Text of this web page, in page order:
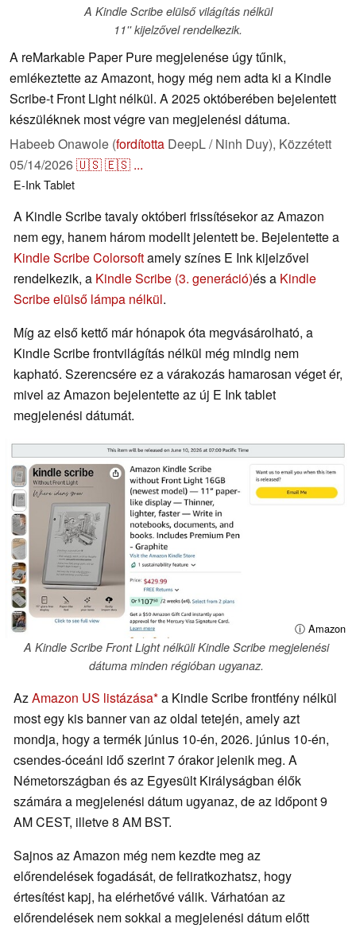
A Kindle Scribe elülső világítás nélkül
11'' kijelzővel rendelkezik.
A reMarkable Paper Pure megjelenése úgy tűnik,
emlékeztette az Amazont, hogy még nem adta ki a Kindle
Scribe-t Front Light nélkül. A 2025 októberében bejelentett
készüléknek most végre van megjelenési dátuma.
Habeeb Onawole (fordította DeepL / Ninh Duy), Közzétett
05/14/2026🇺🇸🇪🇸 ...
E-InkTablet
A Kindle Scribe tavaly októberi frissítésekor az Amazon
nem egy, hanem három modellt jelentett be. Bejelentette a
Kindle Scribe Colorsoftamely színes E Ink kijelzővel
rendelkezik, a Kindle Scribe (3. generáció)és a Kindle
Scribe elülső lámpa nélkül.
Míg az első kettő már hónapok óta megvásárolható, a
Kindle Scribe frontvilágítás nélkül még mindig nem
kapható. Szerencsére ez a várakozás hamarosan véget ér,
mivel az Amazon bejelentette az új E Ink tablet
megjelenési dátumát.
ⓘ Amazon
A Kindle Scribe Front Light nélküli Kindle Scribe megjelenési
dátuma minden régióban ugyanaz.
AzAmazon US listázása a Kindle Scribe frontfény nélkül
most egy kis banner van az oldal tetején, amely azt
mondja, hogy a termék június 10-én, 2026. június 10-én,
csendes-óceáni idő szerint 7 órakor jelenik meg. A
Németországban és az Egyesült Királyságban élők
számára a megjelenési dátum ugyanaz, de az időpont 9
AM CEST, illetve 8 AM BST.
Sajnos az Amazon még nem kezdte meg az
előrendelések fogadását, de feliratkozhatsz, hogy
értesítést kapj, ha elérhetővé válik. Várhatóan az
előrendelések nem sokkal a megjelenési dátum előtt